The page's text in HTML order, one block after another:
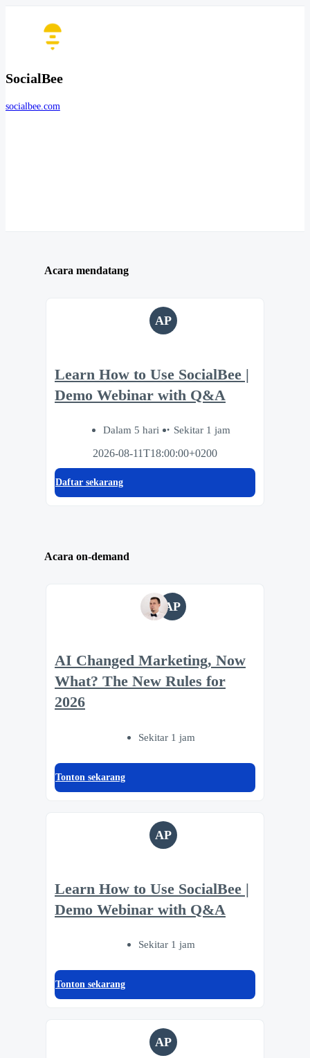
SocialBee
socialbee.com
Acara mendatang
AP
Learn How to Use SocialBee |
Demo Webinar with Q&A
Dalam 5 hari
Sekitar 1 jam
2026-08-11T18:00:00+0200
Daftar sekarang
Acara on-demand
AP
AI Changed Marketing, Now
What? The New Rules for
2026
Sekitar 1 jam
Tonton sekarang
AP
Learn How to Use SocialBee |
Demo Webinar with Q&A
Sekitar 1 jam
Tonton sekarang
AP